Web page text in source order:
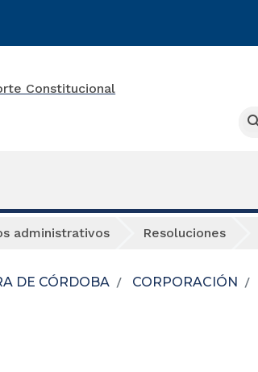
administrativos Resoluciones
DE CÓRDOBA CORPORACIÓN